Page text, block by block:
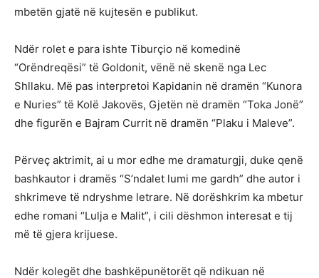
mbetën gjatë në kujtesën e publikut.
Ndër rolet e para ishte Tiburçio në komedinë
“Orëndreqësi” të Goldonit, vënë në skenë nga Lec
Shllaku. Më pas interpretoi Kapidanin në dramën “Kunora
e Nuries” të Kolë Jakovës, Gjetën në dramën “Toka Jonë”
dhe figurën e Bajram Currit në dramën “Plaku i Maleve”.
Përveç aktrimit, ai u mor edhe me dramaturgji, duke qenë
bashkautor i dramës “S’ndalet lumi me gardh” dhe autor i
shkrimeve të ndryshme letrare. Në dorëshkrim ka mbetur
edhe romani “Lulja e Malit”, i cili dëshmon interesat e tij
më të gjera krijuese.
Ndër kolegët dhe bashkëpunëtorët që ndikuan në